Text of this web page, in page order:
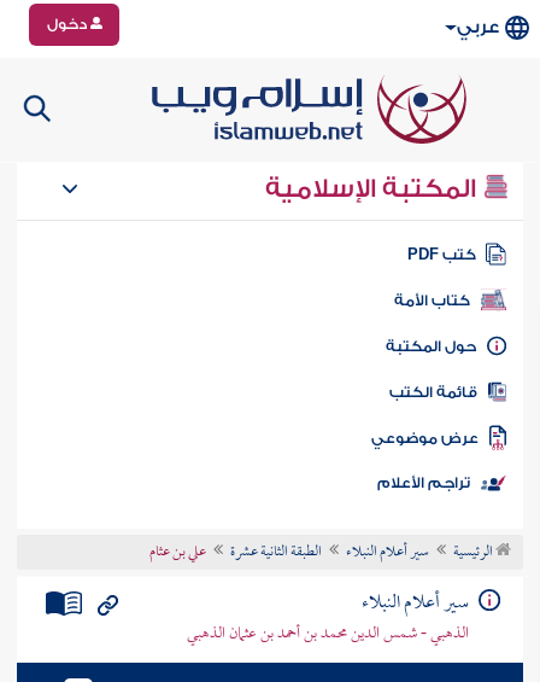
عربي دخول
المكتبة الإسلامية
كتب PDF
كتاب الأمة
المكتبة
الكتب
موضوعي
تراجم الأعلام
الرئيسية سير أعلام النبلاء الطبقة الثانية عشرة علي بن عثام
سير أعلام النبلاء
الذهبي - شمس الدين محمد بن أحمد بن عثمان الذهبي